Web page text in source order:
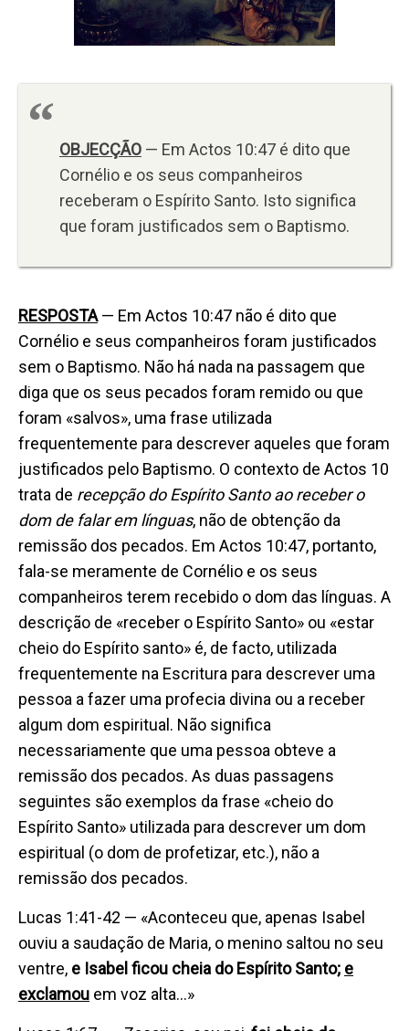
OBJECÇÃO — Em Actos 10:47 é dito que
Cornélio e os seus companheiros
receberam o Espírito Santo. Isto significa
que foram justificados sem o Baptismo.
RESPOSTA— Em Actos 10:47 não é dito que
Cornélio e seus companheiros foram justificados
sem o Baptismo. Não há nada na passagem que
diga que os seus pecados foram remido ou que
foram «salvos», uma frase utilizada
frequentemente para descrever aqueles que foram
justificados pelo Baptismo. O contexto de Actos 10
trata de recepção do Espírito Santo ao receber o
dom de falar em línguas, não de obtenção da
remissão dos pecados. Em Actos 10:47, portanto,
fala-se meramente de Cornélio e os seus
companheiros terem recebido o dom das línguas. A
descrição de «receber o Espírito Santo» ou «estar
cheio do Espírito santo» é, de facto, utilizada
frequentemente na Escritura para descrever uma
pessoa a fazer uma profecia divina ou a receber
algum dom espiritual. Não significa
necessariamente que uma pessoa obteve a
remissão dos pecados. As duas passagens
seguintes são exemplos da frase «cheio do
Espírito Santo» utilizada para descrever um dom
espiritual (o dom de profetizar, etc.), não a
remissão dos pecados.
Lucas 1:41-42 — «Aconteceu que, apenas Isabel
ouviu a saudação de Maria, o menino saltou no seu
ventre, e Isabel ficou cheia do Espírito Santo; e
exclamou em voz alta…»